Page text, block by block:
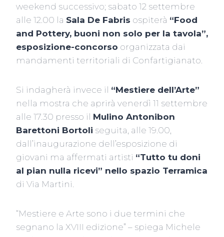
weekend successivo; sabato 12 settembre
alle 12.00 la Sala De Fabris ospiterà “Food
and Pottery, buoni non solo per la tavola”,
esposizione-concorso organizzata dai
mandamenti territoriali di Confartigianato.
Si indagherà invece il “Mestiere dell’Arte”
nella mostra che aprirà venerdì 11 settembre
alle 17.30 presso il Mulino Antonibon
Barettoni Bortoli seguita, alle 19.00,
dall’inaugurazione dell’esposizione di
giovani ma affermati artisti “Tutto tu doni
al pian nulla ricevi” nello spazio Terramica
di Via Martini.
“Mestiere e Arte sono i due termini che
segnano la XVIII edizione” – spiega Michele